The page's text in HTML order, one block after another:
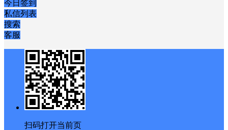
今日签到
私信列表
搜索
客服
扫码打开当前页